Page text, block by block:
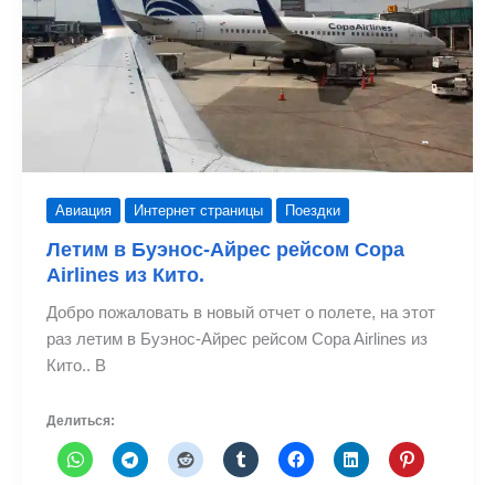
Авиация Интернет страницы Поездки
Летим в Буэнос-Айрес рейсом Copa
Airlines из Кито.
Добро пожаловать в новый отчет о полете, на этот
раз летим в Буэнос-Айрес рейсом Copa Airlines из
Кито.. В
Делиться: